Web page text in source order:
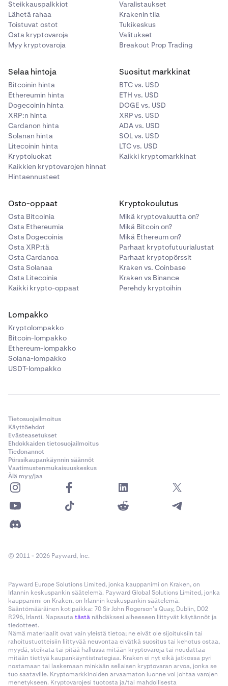
Siinä kaikki! Olet nyt liittynyt ohjelmaan.
Jos haluat poistua ohjelmasta, käännä sama kytkin pois
päältä.
4
Lue annetut tärkeät tiedot huolellisesti. Vahvista
napsauttamalla
Jos haluat poistua ohjelmasta, käännä sama kytkin pois
päältä.
3
Lue tärkeät tiedot ja käyttöehdot seuraavalta
sivulta.
Jos hyväksyt ne, napsautaHaluan liittyä -kohtaa.
4 Tämän jälkeen näet lainatut saldosi (jos niitä on).
5
Voit myös tarkastella aiempia maksusuorituksia
napsauttamalla Näytä maksusuoritukset -kohtaa.
Poistuminen Kraken-sovelluksessa:
1 Siirry Kraken-sovelluksessaTiliasetukset-kohtaan
Steikkauspalkkiot
Lähetä rahaa
Toistuvat ostot
Osta kryptovaroja
Myy kryptovaroja
Varalistaukset
Krakenin tila
Tukikeskus
Valitukset
Breakout Prop Trading
Selaa hintoja
Bitcoinin hinta
Ethereumin hinta
Dogecoinin hinta
XRP:n hinta
Cardanon hinta
Solanan hinta
Litecoinin hinta
Kryptoluokat
Kaikkien kryptovarojen hinnat
Hintaennusteet
Suositut markkinat
BTC vs. USD
ETH vs. USD
DOGE vs. USD
XRP vs. USD
ADA vs. USD
SOL vs. USD
LTC vs. USD
Kaikki kryptomarkkinat
Osto-oppaat
Osta Bitcoinia
Osta Ethereumia
Osta Dogecoinia
Osta XRP:tä
Osta Cardanoa
Osta Solanaa
Osta Litecoinia
Kaikki krypto-oppaat
Kryptokoulutus
Mikä kryptovaluutta on?
Mikä Bitcoin on?
Mikä Ethereum on?
Parhaat kryptofutuurialustat
Parhaat kryptopörssit
Kraken vs. Coinbase
Kraken vs Binance
Perehdy kryptoihin
Lompakko
Kryptolompakko
Bitcoin-lompakko
Ethereum-lompakko
Solana-lompakko
USDT-lompakko
Tietosuojailmoitus
Käyttöehdot
Evästeasetukset
Ehdokkaiden tietosuojailmoitus
Tiedonannot
Pörssikaupankäynnin säännöt
Vaatimustenmukaisuuskeskus
Älä myy/jaa
© 2011 - 2026 Payward, Inc.
Payward Europe Solutions Limited, jonka kauppanimi on Kraken, on
Irlannin keskuspankin säätelemä. Payward Global Solutions Limited, jonka
kauppanimi on Kraken, on Irlannin keskuspankin säätelemä.
Sääntömääräinen kotipaikka: 70 Sir John Rogerson’s Quay, Dublin, D02
R296, Irlanti. Napsautatästä nähdäksesi aiheeseen liittyvät käytännöt ja
tiedotteet.
Nämä materiaalit ovat vain yleistä tietoa; ne eivät ole sijoituksiin tai
rahoitustuotteisiin liittyvää neuvontaa eivätkä suositus tai kehotus ostaa,
myydä, steikata tai pitää hallussa mitään kryptovaroja tai noudattaa
mitään tiettyä kaupankäyntistrategiaa. Kraken ei nyt eikä jatkossa pyri
nostamaan tai laskemaan minkään sellaisen kryptovaran arvoa, jonka se
tuo saataville. Kryptomarkkinoiden arvaamaton luonne voi johtaa varojen
menetykseen. Kryptovarojesi tuotosta ja/tai mahdollisesta